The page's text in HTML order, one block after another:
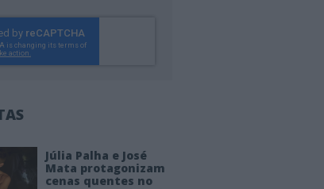
Júlia Palha e José
Mata protagonizam
cenas quentes no